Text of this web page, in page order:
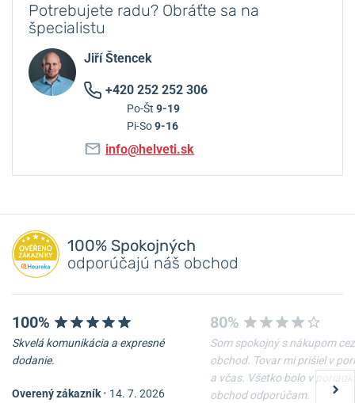
Potrebujete radu? Obráťte sa na
špecialistu
Jiří Štencek
+420 252 252 306
Po-Št 9-19
Pi-So9-16
info@helveti.sk
100% Spokojných
odporúčajú náš obchod
100%
Skvelá komunikácia a expresné
dodanie.
Overený zákazník • 14. 7. 2026
80%
Som spokojný s nákupom cez
obchod. Tovar mi prišiel v
a včas. Všetko bolo v
obchod odporúčam.